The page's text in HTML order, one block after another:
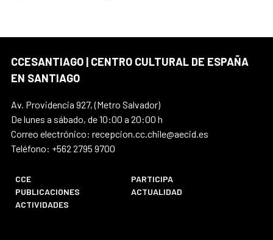
CCESANTIAGO | CENTRO CULTURAL DE ESPAÑA
EN SANTIAGO
Av. Providencia 927, (Metro Salvador)
De lunes a sábado, de 10:00 a 20:00 h
Correo electrónico: recepcion.cc.chile@aecid.es
Teléfono: +562 2795 9700
CCE
PARTICIPA
PUBLICACIONES
ACTUALIDAD
ACTIVIDADES